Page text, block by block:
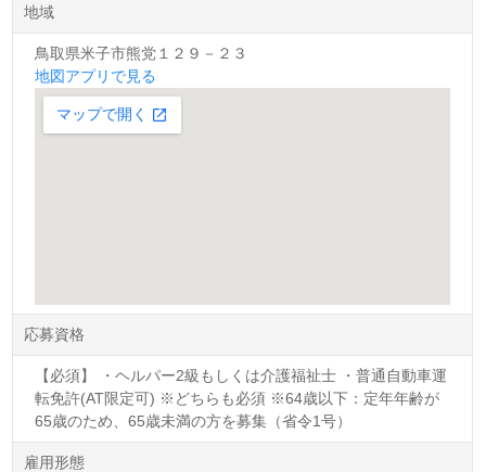
地域
鳥取県米子市熊党１２９－２３
地図アプリで見る
応募資格
【必須】 ・ヘルパー2級もしくは介護福祉士 ・普通自動車運
転免許(AT限定可) ※どちらも必須 ※64歳以下：定年年齢が
65歳のため、65歳未満の方を募集（省令1号）
雇用形態